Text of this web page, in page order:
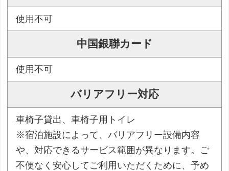
使用不可
中国銀聯カード
使用不可
バリアフリー対応
車椅子貸出、車椅子用トイレ
※宿泊施設によって、バリアフリー設備内容
や、対応できるサービス範囲が異なります。ご
不便なく安心してご利用いただくために、予め